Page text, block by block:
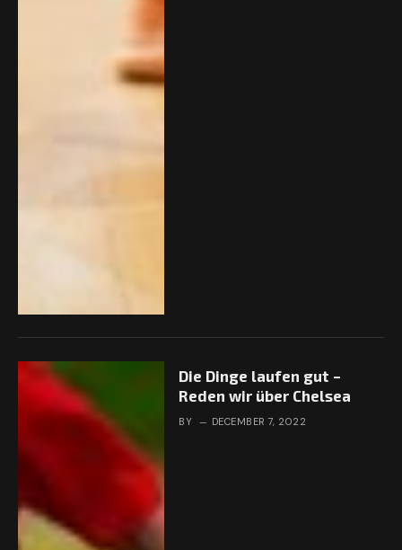
Die Dinge laufen gut –
Reden wir über Chelsea
BY DECEMBER 7, 2022